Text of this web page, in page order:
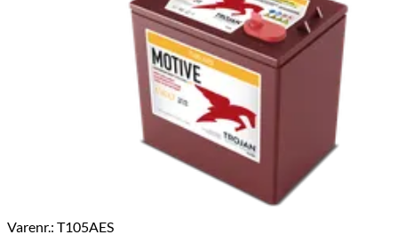
Varenr.: T105AES